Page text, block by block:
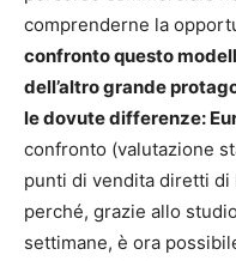
comprenderne la
confronto questo
dell’altro grande
le dovute differenze:
confronto (valutazione
punti di vendita diretti di
perché, grazie allo
settimane, è ora